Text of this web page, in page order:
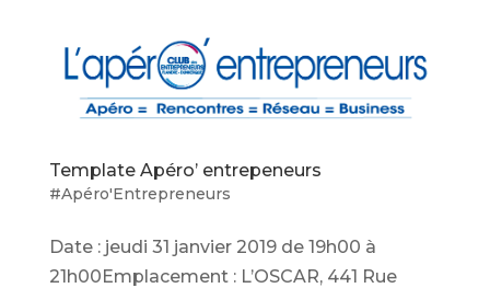
Template Apéro’ entrepeneurs
#Apéro'Entrepreneurs
Date : jeudi 31 janvier 2019 de 19h00 à
21h00Emplacement : L’OSCAR, 441 Rue